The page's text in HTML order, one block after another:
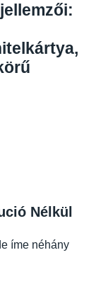
Nélkül
íme néhány